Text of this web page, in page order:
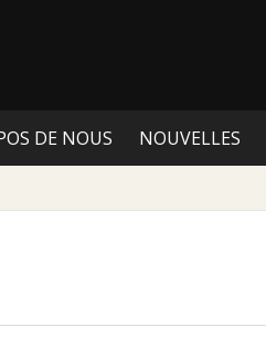
DE NOUS NOUVELLES